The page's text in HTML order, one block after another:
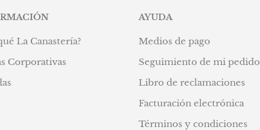
La Canastería?
Corporativas
AYUDA
Medios de pago
Seguimiento de mi pedido
Libro de reclamaciones
Facturación electrónica
Términos y condiciones